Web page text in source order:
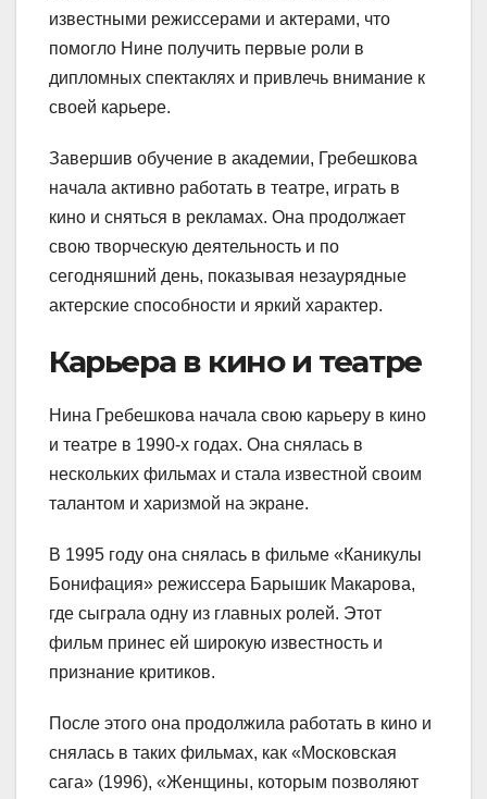
известными режиссерами и актерами, что
помогло Нине получить первые роли в
дипломных спектаклях и привлечь внимание к
своей карьере.
Завершив обучение в академии, Гребешкова
начала активно работать в театре, играть в
кино и сняться в рекламах. Она продолжает
свою творческую деятельность и по
сегодняшний день, показывая незаурядные
актерские способности и яркий характер.
Карьера в кино и театре
Нина Гребешкова начала свою карьеру в кино
и театре в 1990-х годах. Она снялась в
нескольких фильмах и стала известной своим
талантом и харизмой на экране.
В 1995 году она снялась в фильме «Каникулы
Бонифация» режиссера Барышик Макарова,
где сыграла одну из главных ролей. Этот
фильм принес ей широкую известность и
признание критиков.
После этого она продолжила работать в кино и
снялась в таких фильмах, как «Московская
сага» (1996), «Женщины, которым позволяют